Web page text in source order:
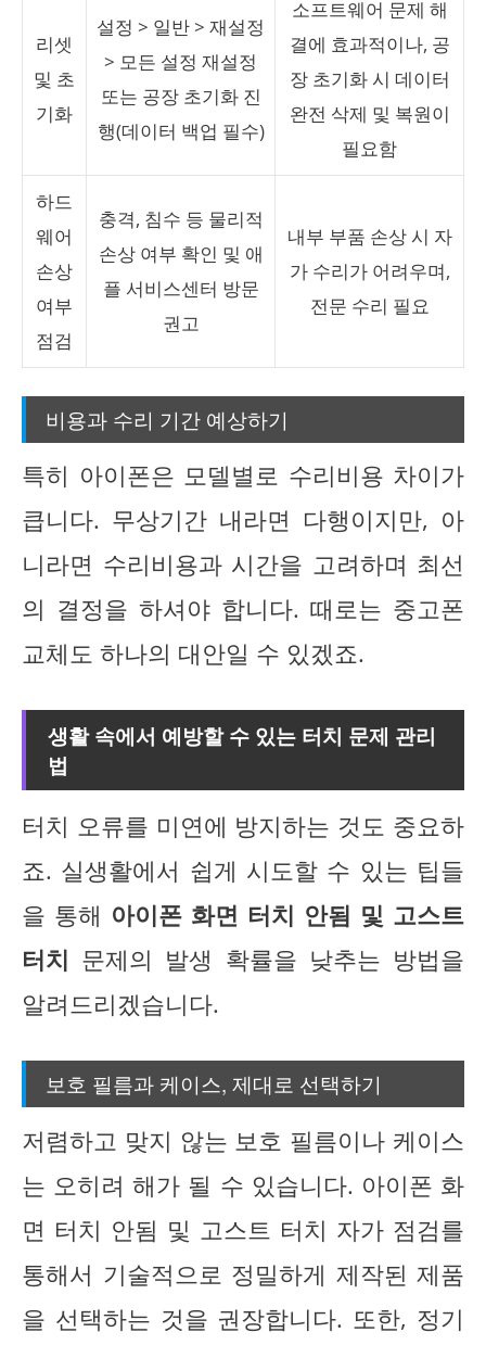
리셋
및 초
기화
설정 > 일반 > 재설정
> 모든 설정 재설정
또는 공장 초기화 진
행(데이터 백업 필수)
소프트웨어 문제 해
결에 효과적이나, 공
장 초기화 시 데이터
완전 삭제 및 복원이
필요함
하드
웨어
손상
여부
점검
충격, 침수 등 물리적
손상 여부 확인 및 애
플 서비스센터 방문
권고
내부 부품 손상 시 자
가 수리가 어려우며,
전문 수리 필요
비용과 수리 기간 예상하기
특히 아이폰은 모델별로 수리비용 차이가
큽니다. 무상기간 내라면 다행이지만, 아
니라면 수리비용과 시간을 고려하며 최선
의 결정을 하셔야 합니다. 때로는 중고폰
교체도 하나의 대안일 수 있겠죠.
생활 속에서 예방할 수 있는 터치 문제 관리
법
터치 오류를 미연에 방지하는 것도 중요하
죠. 실생활에서 쉽게 시도할 수 있는 팁들
을 통해 아이폰 화면 터치 안됨 및 고스트
터치 문제의 발생 확률을 낮추는 방법을
알려드리겠습니다.
보호 필름과 케이스, 제대로 선택하기
저렴하고 맞지 않는 보호 필름이나 케이스
는 오히려 해가 될 수 있습니다. 아이폰 화
면 터치 안됨 및 고스트 터치 자가 점검를
통해서 기술적으로 정밀하게 제작된 제품
을 선택하는 것을 권장합니다. 또한, 정기